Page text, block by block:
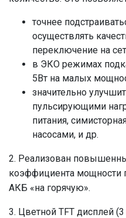
точнее
осуществлять
переключение на
в ЭКО режимах
5Вт на малых
значительно
пульсирующими
питания,
насосами, и др.
2. Реализован
коэффициента мощности
АКБ «на горячую».
3. Цветной TFT дисплей